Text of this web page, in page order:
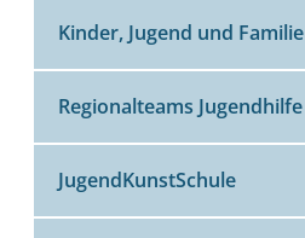
Kinder, Jugend und Familie
Regionalteams Jugendhilfe
JugendKunstSchule